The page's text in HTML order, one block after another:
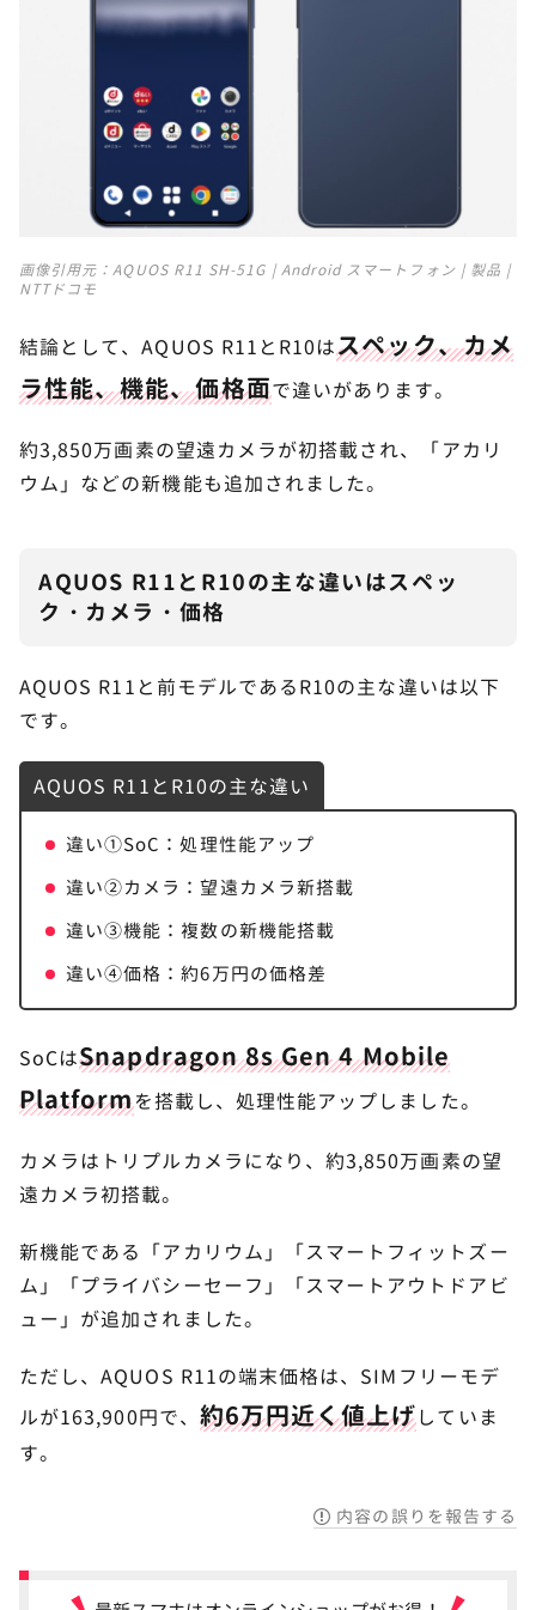
まとめ：AQUOS R11とR10はどちらを買うべ
画像引用元：AQUOS R11 SH-51G | Android スマートフォン | 製品 |
NTTドコモ
結論として、AQUOS R11とR10はスペック、カメ
ラ性能、機能、価格面で違いがあります。
約3,850万画素の望遠カメラが初搭載され、「アカリ
ウム」などの新機能も追加されました。
AQUOS R11とR10の主な違いはスペッ
ク・カメラ・価格
AQUOS R11と前モデルであるR10の主な違いは以下
です。
AQUOS R11とR10の主な違い
違い①SoC：処理性能アップ
違い②カメラ：望遠カメラ新搭載
違い③機能：複数の新機能搭載
違い④価格：約6万円の価格差
SoCはSnapdragon 8s Gen 4 Mobile
Platformを搭載し、処理性能アップしました。
カメラはトリプルカメラになり、約3,850万画素の望
遠カメラ初搭載。
新機能である「アカリウム」「スマートフィットズー
ム」「プライバシーセーフ」「スマートアウトドアビ
ュー」が追加されました。
ただし、AQUOS R11の端末価格は、SIMフリーモデ
ルが163,900円で、 約6万円近く値上げしていま
す。
内容の誤りを報告する